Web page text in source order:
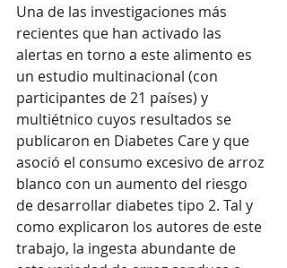
Una de las investigaciones más
recientes que han activado las
alertas en torno a este alimento es
un estudio multinacional (con
participantes de 21 países) y
multiétnico cuyos resultados se
publicaron en Diabetes Care y que
asoció el consumo excesivo de arroz
blanco con un aumento del riesgo
de desarrollar diabetes tipo 2. Tal y
como explicaron los autores de este
trabajo, la ingesta abundante de